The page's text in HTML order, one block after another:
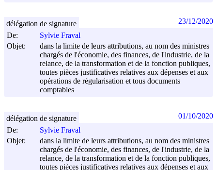
De:
Sylvie Fraval
Objet:
dans la limite de leurs attributions, au nom des ministres
chargés de l'économie, des finances, de l'industrie, de la
relance, de la transformation et de la fonction publiques,
toutes pièces justificatives relatives aux dépenses et aux
opérations de régularisation et tous documents
comptables
délégation de signature 23/12/2020
De:
Sylvie Fraval
Objet:
dans la limite de leurs attributions, au nom des ministres
chargés de l'économie, des finances, de l'industrie, de la
relance, de la transformation et de la fonction publiques,
toutes pièces justificatives relatives aux dépenses et aux
délégation de signature 01/10/2020